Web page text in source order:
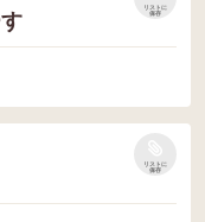
リストに
保存
リストに
保存